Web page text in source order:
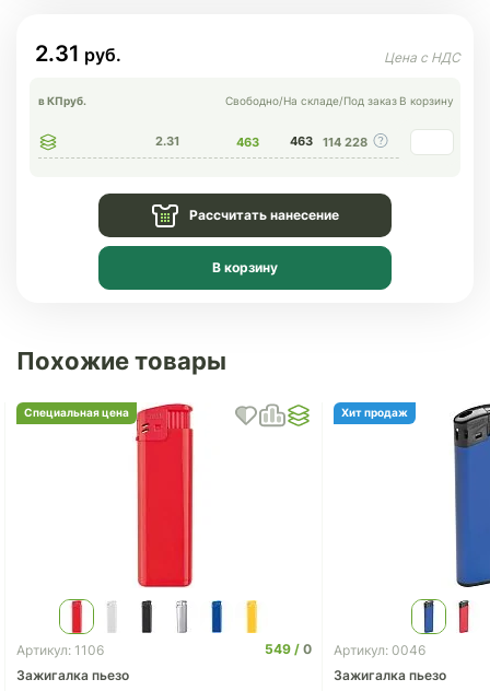
2.31
в КПруб. Свободно/На складе/Под заказ В корзину
2.31 463 463 114 228
Рассчитать нанесение
В корзину
Похожие товары
Специальная цена
Артикул: 1106 549
0
Зажигалка пьезо
Хит продаж
Артикул: 0046
Зажигалка пьезо